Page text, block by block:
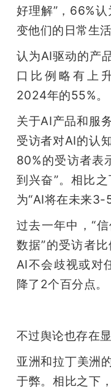
好理解”，66%
变他们的日常生活
认为AI驱动的产
口比例略有上
2024年的55%。
关于AI产品和服
受访者对AI的认
80%的受访者表
到兴奋”。相比
为“AI将在未来3-
过去一年中，“
数据”的受访者
AI不会歧视或对
降了2个百分点。
不过舆论也存在
亚洲和拉丁美洲
于弊。相比之下